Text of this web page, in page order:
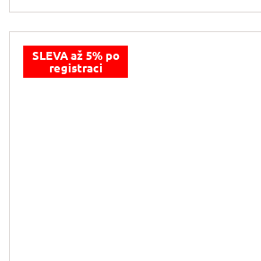
SLEVA až 5% po
registraci